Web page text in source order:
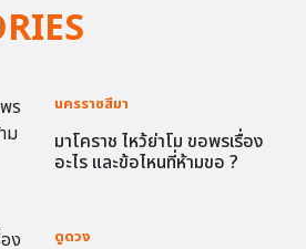
นครราชสีมา
มาโคราช ไหว้ย่าโม ขอพรเรื่อง
อะไร และข้อไหนที่ห้ามขอ ?
ดูดวง